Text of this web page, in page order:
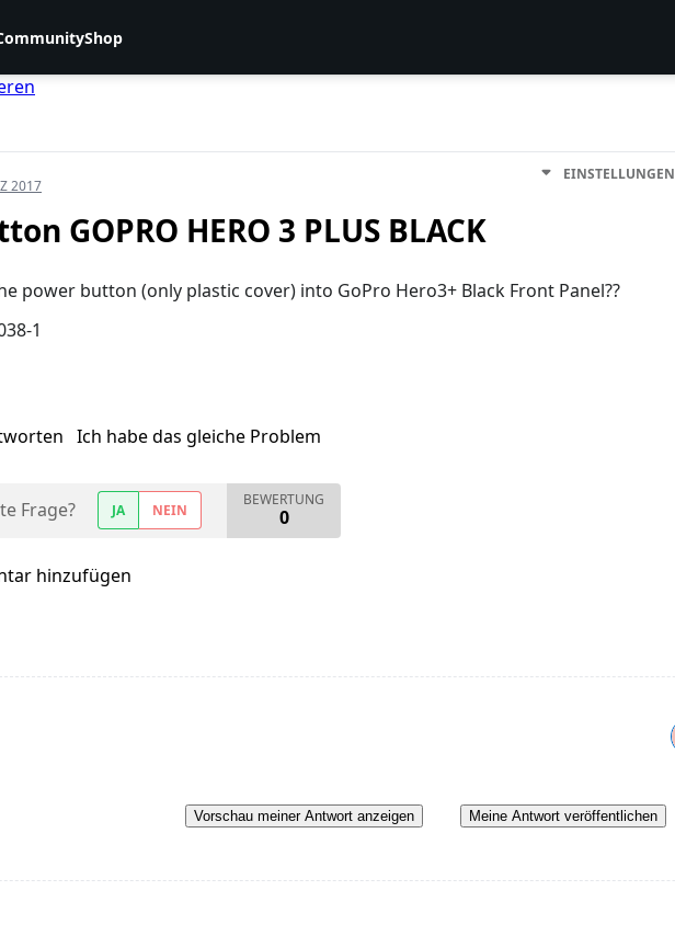
Shop
2017
EINSTELLUNGEN
GOPRO HERO 3 PLUS BLACK
power button (only plastic cover) into GoPro Hero3+ Black Front Panel??
1
Ich habe das gleiche Problem
Frage? JA NEIN
BEWERTUNG
0
hinzufügen
Vorschau meiner Antwort anzeigen Meine Antwort veröffentlichen